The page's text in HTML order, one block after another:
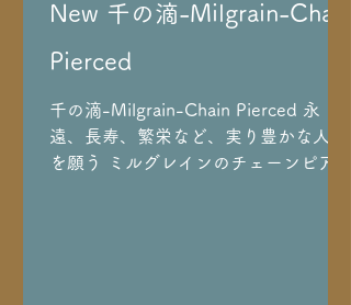
New 千の滴-Milgrain-Chain
Pierced
千の滴-Milgrain-Chain Pierced 永
遠、長寿、繁栄など、実り豊かな人生
を願う ミルグレインのチェーンピアス